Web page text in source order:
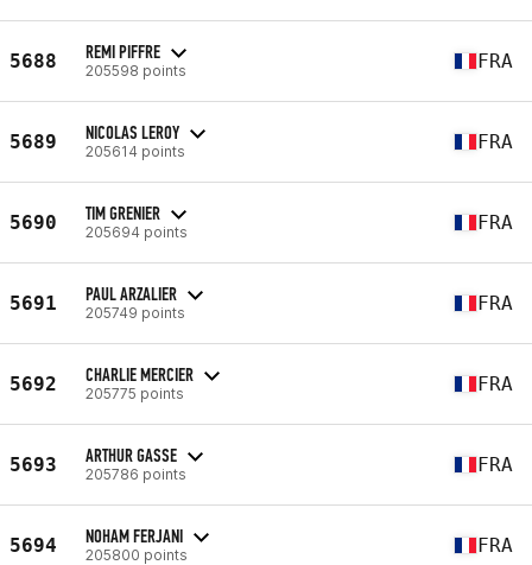
5688 REMI PIFFRE
205598 points FRA
5689 NICOLAS LEROY
205614 points FRA
5690 TIM GRENIER
205694 points FRA
5691 PAUL ARZALIER
205749 points FRA
5692 CHARLIE MERCIER
205775 points FRA
5693 ARTHUR GASSE
205786 points FRA
5694 NOHAM FERJANI
205800 points FRA